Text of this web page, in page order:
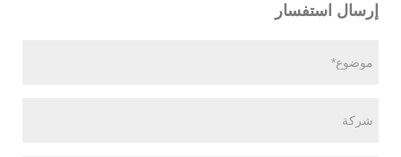
إرسال استفسار